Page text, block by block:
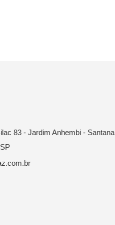
83 - Jardim Anhembi - Santana